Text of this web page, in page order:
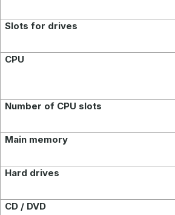
Slots for drives
CPU
Number of CPU slots
Main memory
Hard drives
CD / DVD